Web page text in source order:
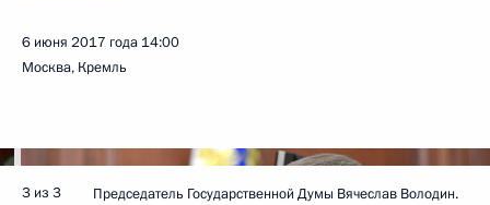
6 июня 2017 года 14:00
Москва, Кремль
3 из 3 Председатель Государственной Думы Вячеслав Володин.